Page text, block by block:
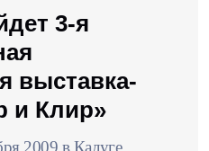
3-я
выставка-
и Клир»
2009 в Калуге